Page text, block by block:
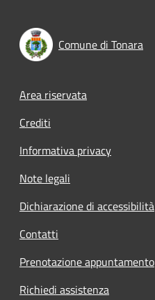
Comune di Tonara
Footer menu
Area riservata
Crediti
Informativa privacy
Note legali
Dichiarazione di accessibilità
Contatti
Prenotazione appuntamento
Richiedi assistenza